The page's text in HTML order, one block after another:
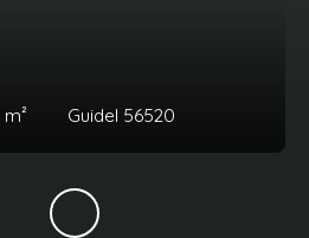
m² Guidel 56520